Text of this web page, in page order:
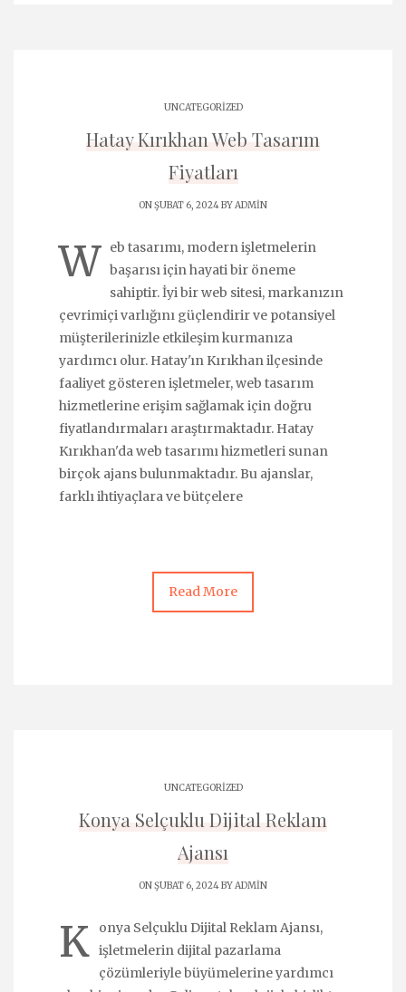
UNCATEGORIZED
Hatay Kırıkhan Web Tasarım
Fiyatları
ON ŞUBAT 6, 2024 BYADMIN
W
eb tasarımı, modern işletmelerin
başarısı için hayati bir öneme
sahiptir. İyi bir web sitesi, markanızın
çevrimiçi varlığını güçlendirir ve potansiyel
müşterilerinizle etkileşim kurmanıza
yardımcı olur. Hatay'ın Kırıkhan ilçesinde
faaliyet gösteren işletmeler, web tasarım
hizmetlerine erişim sağlamak için doğru
fiyatlandırmaları araştırmaktadır. Hatay
Kırıkhan'da web tasarımı hizmetleri sunan
birçok ajans bulunmaktadır. Bu ajanslar,
farklı ihtiyaçlara ve bütçelere
Read More
UNCATEGORIZED
Konya Selçuklu Dijital Reklam
Ajansı
ON ŞUBAT 6, 2024 BYADMIN
K
onya Selçuklu Dijital Reklam Ajansı,
işletmelerin dijital pazarlama
çözümleriyle büyümelerine yardımcı